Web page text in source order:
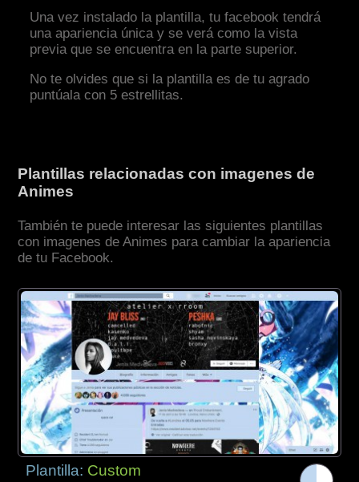
Una vez instalado la plantilla, tu facebook tendrá
una apariencia única y se verá como la vista
previa que se encuentra en la parte superior.
No te olvides que si la plantilla es de tu agrado
puntúala con 5 estrellitas.
Plantillas relacionadas con imagenes de
Animes
También te puede interesar las siguientes plantillas
con imagenes de Animes para cambiar la apariencia
de tu Facebook.
Plantilla: Custom